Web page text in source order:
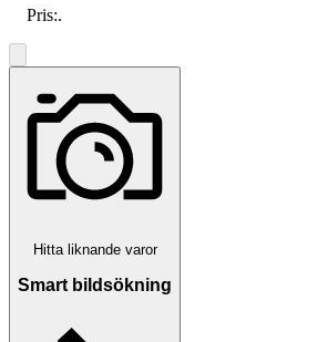
Pris:.
Hitta liknande varor
Smart bildsökning